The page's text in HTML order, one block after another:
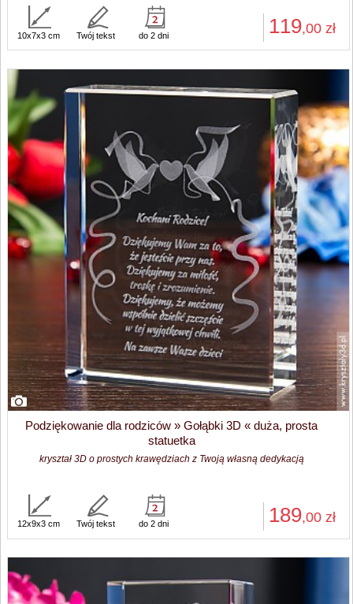
119,00 zł
10x7x3 cm Twój tekst do 2 dni
Podziękowanie dla rodziców » Gołąbki 3D « duża, prosta
statuetka
kryształ 3D o prostych krawędziach z Twoją własną dedykacją
189,00 zł
12x9x3 cm Twój tekst do 2 dni